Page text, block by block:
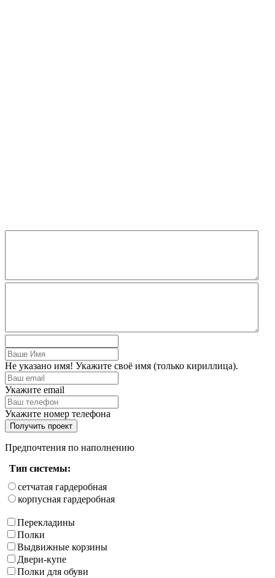
Не указано имя! Укажите своё имя (только кириллица).
Укажите email
Укажите номер телефона
Получить проект
Предпочтения по наполнению
Тип системы:
сетчатая гардеробная
корпусная гардеробная
Перекладины
Полки
Выдвижные корзины
Двери-купе
Полки для обуви